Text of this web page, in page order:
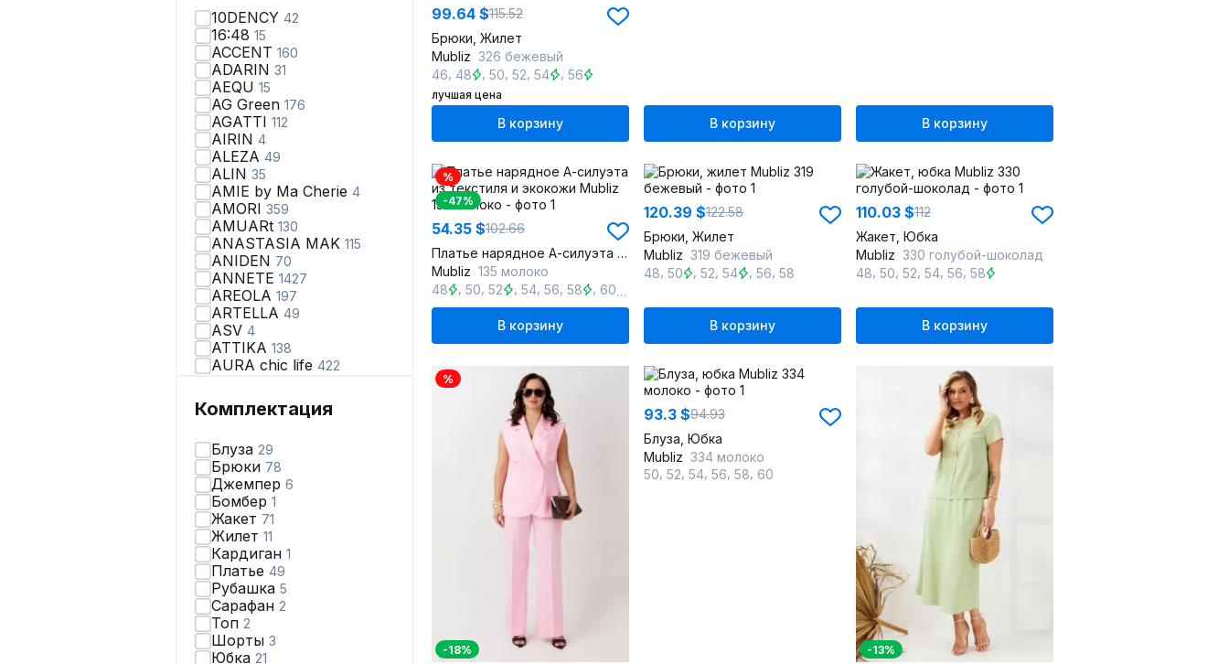
10DENCY 42
16:48 15
ACCENT 160
ADARIN 31
AEQU 15
AG Green 176
AGATTI 112
AIRIN 4
ALEZA 49
ALIN 35
AMIE by Ma Сherie 4
AMORI 359
AMUARt 130
ANASTASIA MAK 115
ANIDEN 70
ANNETE 1427
AREOLA 197
ARTELLA 49
ASV 4
ATTIKA 138
AURA chic life 422
AVEEVA66
AXXA 67
Abbi110
Achosa38
Aira Style
Alani Collection
Alena Goretskaya
Algranda319
Allma2
Allure3
Almirastyle
AltaModa
Ambera Style
Anastasia
Комплектация
Блуза 29
Брюки 78
Джемпер 6
Бомбер 1
Жакет 71
Жилет 11
Кардиган 1
Платье 49
Рубашка 5
Сарафан 2
Топ 2
Шорты 3
Юбка 21
99.64 $115.52
Брюки, Жилет
Mubliz 326 бежевый
46 48 ,50 ,52 ,54 56
лучшая цена
В корзину В корзину В корзину
%
-47%
54.35 $102.66
Платье нарядное А-силуэта из текстиля и экокожи
Mubliz 135 молоко
48
,50 ,52 54 56 58 60
В корзину
120.39 $122.58
Брюки, Жилет
Mubliz 319 бежевый
48 50 ,52 ,54 56 58
В корзину
110.03 $112
Жакет, Юбка
Mubliz 330 голубой-шоколад
48 50 52 54 56 58
В корзину
%
-18%
93.3 $94.93
Блуза, Юбка
Mubliz 334 молоко
50 52 54 56 58 60
-13%